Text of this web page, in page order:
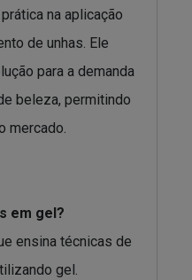
na aplicação
de unhas. Ele
para a demanda
beleza, permitindo
mercado.
em gel?
ensina técnicas de
gel.